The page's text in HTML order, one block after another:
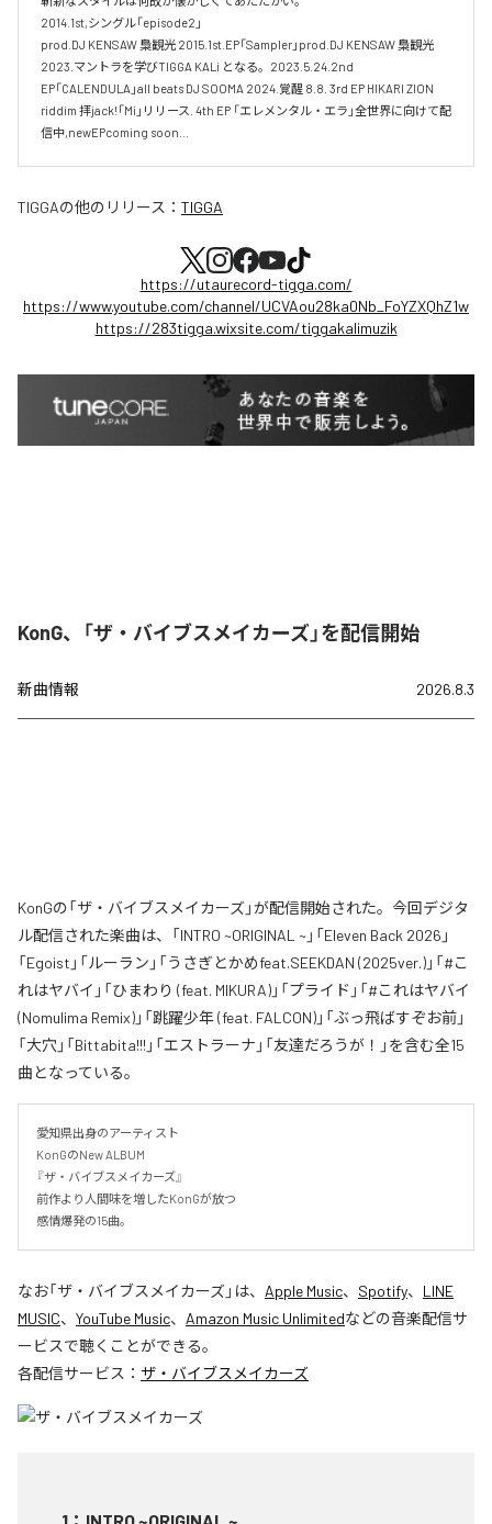
2014.1st,シングル「episode2」
prod.DJ KENSAW 梟観光 2015.1st.EP「Sampler」prod.DJ KENSAW 梟観光
2023.マントラを学びTIGGA KALi となる。2023.5.24.2nd
EP「CALENDULA」all beats DJ SOOMA 2024.覚醒 8.8. 3rd EP HIKARI ZION
riddim 拝jack!「Mi」リリース. 4th EP 「エレメンタル・エラ」全世界に向けて配
TIGGAの他のリリース： TIGGA
https://utaurecord-tigga.com/
https://www.youtube.com/channel/UCVAou28ka0Nb_FoYZXQhZ1w
https://283tigga.wixsite.com/tiggakalimuzik
KonG、「ザ・バイブスメイカーズ」を配信開始
新曲情報 2026.8.3
KonGの「ザ・バイブスメイカーズ」が配信開始された。今回デジタ
ル配信された楽曲は、「INTRO ~ORIGINAL ~」「Eleven Back 2026」
「Egoist」「ルーラン」「うさぎとかめfeat.SEEKDAN (2025ver.)」「#こ
れはヤバイ」「ひまわり (feat. MIKURA)」「プライド」「#これはヤバイ
(Nomulima Remix)」「跳躍少年 (feat. FALCON)」「ぶっ飛ばすぞお前」
「大穴」「Bittabita!!!」「エストラーナ」「友達だろうが！」を含む全15
曲となっている。
愛知県出身のアーティスト
KonGのNew ALBUM
『ザ・バイブスメイカーズ』
前作より人間味を増したKonGが放つ
感情爆発の15曲。
なお「ザ・バイブスメイカーズ」は、 Apple Music、 Spotify、 LINE
MUSIC、 YouTube Music、 Amazon Music Unlimitedなどの音楽配信サ
ービスで聴くことができる。
各配信サービス： ザ・バイブスメイカーズ